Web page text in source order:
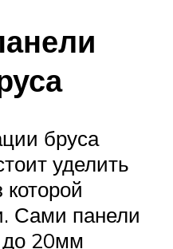
бруса
уделить
Сами панели
20мм